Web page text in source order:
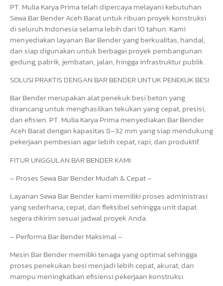
PT. Mulia Karya Prima telah dipercaya melayani kebutuhan
Sewa Bar Bender Aceh Barat untuk ribuan proyek konstruksi
di seluruh Indonesia selama lebih dari 10 tahun. Kami
menyediakan layanan Bar Bender yang berkualitas, handal,
dan siap digunakan untuk berbagai proyek pembangunan
gedung, pabrik, jembatan, jalan, hingga infrastruktur publik.
SOLUSI PRAKTIS DENGAN BAR BENDER UNTUK PENEKUK BESI
Bar Bender merupakan alat penekuk besi beton yang
dirancang untuk menghasilkan tekukan yang cepat, presisi,
dan efisien. PT. Mulia Karya Prima menyediakan Bar Bender
Aceh Barat dengan kapasitas 8–32 mm yang siap mendukung
pekerjaan pembesian agar lebih cepat, rapi, dan produktif.
FITUR UNGGULAN BAR BENDER KAMI:
– Proses Sewa Bar Bender Mudah & Cepat –
Layanan Sewa Bar Bender kami memiliki proses administrasi
yang sederhana, cepat, dan fleksibel sehingga unit dapat
segera dikirim sesuai jadwal proyek Anda.
– Performa Bar Bender Maksimal –
Mesin Bar Bender memiliki tenaga yang optimal sehingga
proses penekukan besi menjadi lebih cepat, akurat, dan
mampu meningkatkan efisiensi pekerjaan konstruksi.